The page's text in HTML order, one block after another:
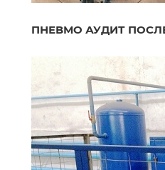
ПНЕВМО АУДИТ